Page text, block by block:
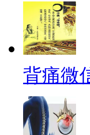
背痛微